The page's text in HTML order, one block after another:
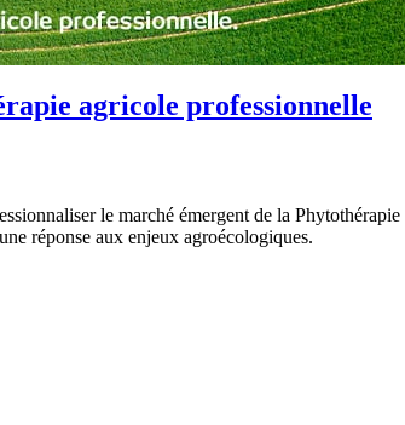
agricole professionnelle
le marché émergent de la
réponse aux enjeux agroécologiques.